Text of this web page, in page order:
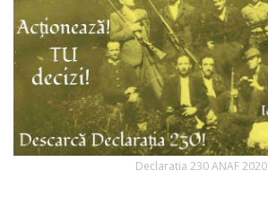
Declaratia 230 ANAF 2020